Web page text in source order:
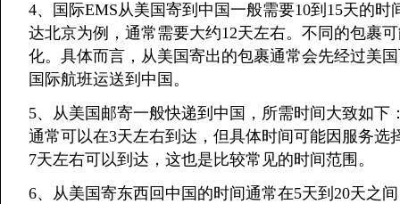
4、国际EMS从美国寄到中国一般需要10到15天的
达北京为例，通常需要大约12天左右。不同的包裹
化。具体而言，从美国寄出的包裹通常会先经过美
国际航班运送到中国。
5、从美国邮寄一般快递到中国，所需时间大致如下
通常可以在3天左右到达，但具体时间可能因服务
7天左右可以到达，这也是比较常见的时间范围。
6、从美国寄东西回中国的时间通常在5天到20天之